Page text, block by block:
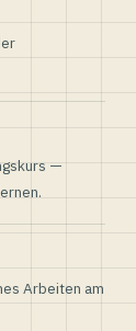
—
Arbeiten am